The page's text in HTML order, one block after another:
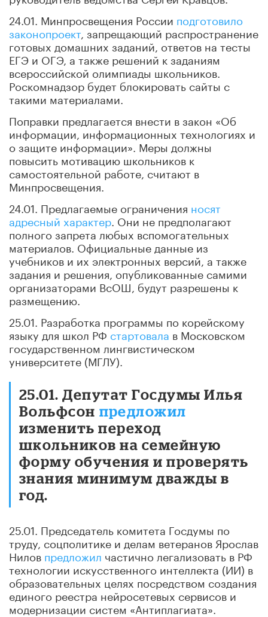
24.01. Минпросвещения России подготовило
законопроект, запрещающий распространение
готовых домашних заданий, ответов на тесты
ЕГЭ и ОГЭ, а также решений к заданиям
всероссийской олимпиады школьников.
Роскомнадзор будет блокировать сайты с
такими материалами.
Поправки предлагается внести в закон «Об
информации, информационных технологиях и
о защите информации». Меры должны
повысить мотивацию школьников к
самостоятельной работе, считают в
Минпросвещения.
24.01. Предлагаемые ограничения носят
адресный характер . Они не предполагают
полного запрета любых вспомогательных
материалов. Официальные данные из
учебников и их электронных версий, а также
задания и решения, опубликованные самими
организаторами ВсОШ, будут разрешены к
размещению.
25.01. Разработка программы по корейскому
языку для школ РФ стартовала в Московском
государственном лингвистическом
университете (МГЛУ).
25.01. Депутат Госдумы Илья
Вольфсон предложил
изменить переход
школьников на семейную
форму обучения и проверять
знания минимум дважды в
год.
25.01. Председатель комитета Госдумы по
труду, соцполитике и делам ветеранов Ярослав
Нилов предложил частично легализовать в РФ
технологии искусственного интеллекта (ИИ) в
образовательных целях посредством создания
единого реестра нейросетевых сервисов и
модернизации систем «Антиплагиата».